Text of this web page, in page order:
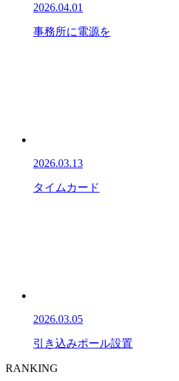
2026.04.01
事務所に電源を
2026.03.13
タイムカード
2026.03.05
引き込みポール設置
RANKING